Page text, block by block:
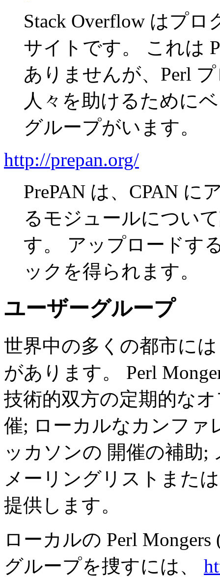
Stack Overflow はプ
サイトです。 これは
ありませんが、Perl
人々を助けるために
グループがいます。
http://prepan.org/
PrePAN は、CPAN
るモジュールについ
す。 アップロードす
ックを得られます。
ユーザーグループ
世界中の多くの都市に
があります。 Perl
技術的双方の定期的な
催; ローカルなカンファ
ッカソンの 開催の補助;
メーリングリストまた
提供します。
ローカルの Perl
グループを捜すには、